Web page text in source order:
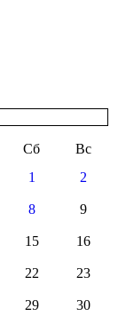
Сб
Вс
1
2
8 9
15 16
22 23
29 30